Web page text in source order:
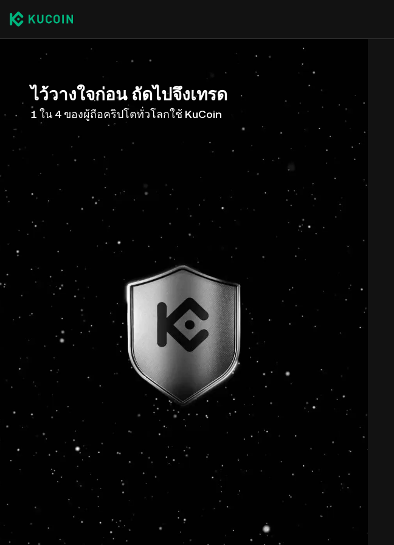
ไว้วางใจก่อน ถัดไปจึงเทรด
1 ใน 4 ของผู้ถือคริปโตทั่วโลกใช้ KuCoin